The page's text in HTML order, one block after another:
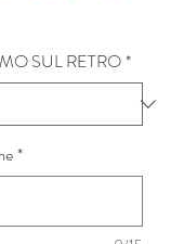
SUL RETRO*
*